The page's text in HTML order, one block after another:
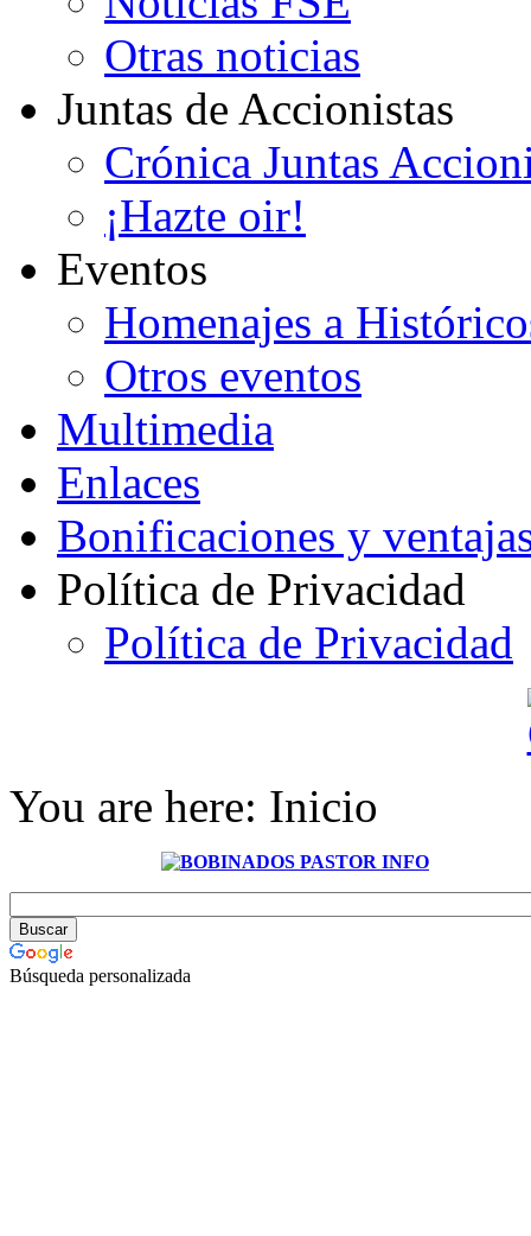
Otras noticias
Juntas de Accionistas
Crónica Juntas
¡Hazte oir!
Eventos
Homenajes a
Otros eventos
Multimedia
Enlaces
Bonificaciones y
Política de Privacidad
Política de Privacidad
You are here: Inicio
Búsqueda personalizada